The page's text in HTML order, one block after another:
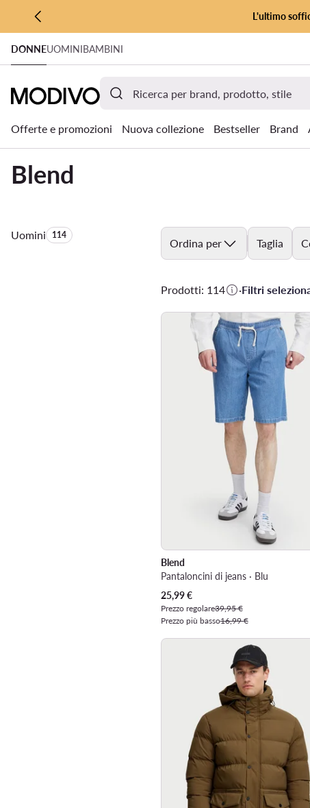
VAI AL CONTENUTO PRINCIPALE
VAI ALLA RICERCA
L'ultimo
DONNEUOMINIBAMBINI
Offerte e promozioni Nuova collezione Bestseller Brand
Blend
UominiQuantità di prodotti:
114
Ordina per Taglia
Prodotti: 114 ·Filtri
Blend
Pantaloncini di jeans · Blu
Prezzo attuale
25,99€
Prezzo regolare39,95 €
Prezzo più basso16,99 €